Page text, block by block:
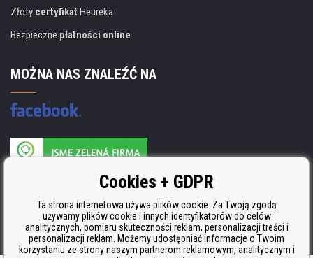
Złoty certyfikat Heureka
Bezpieczne płatności online
MOŻNA NAS ZNALEŹĆ NA
Producent wkładów posiada certyfikat
ISO 9001, ISO 14001 i STMC.Cookies + GDPR
Ta strona internetowa używa plików cookie. Za Twoją zgodą
używamy plików cookie i innych identyfikatorów do celów
analitycznych, pomiaru skuteczności reklam, personalizacji treści i
personalizacji reklam. Możemy udostępniać informacje o Twoim
korzystaniu ze strony naszym partnerom reklamowym, analitycznym i